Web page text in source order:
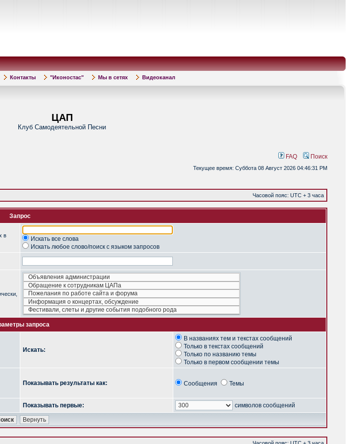
Контакты "Иконостас" Мы в сетях Видеоканал
ЦАП
Клуб Самодеятельной Песни
FAQ Поиск
Текущее время: Суббота 08 Август 2026 04:46:31 PM
Часовой пояс: UTC + 3 часа
Запрос
в
Искать все слова
Искать любое слово/поиск с языком запросов
запроса
Искать:
В названиях тем и текстах сообщений
Только в текстах сообщений
Только по названию темы
Только в первом сообщении темы
Показывать результаты как: Сообщения Темы
Показывать первые: символов сообщений